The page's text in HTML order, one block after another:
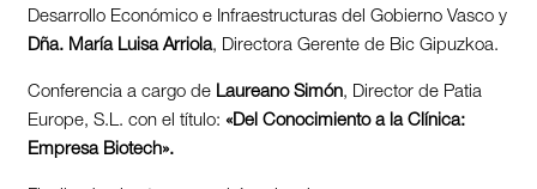
Desarrollo Económico e Infraestructuras del Gobierno Vasco y
Dña. María Luisa Arriola, Directora Gerente de Bic Gipuzkoa.
Conferencia a cargo de Laureano Simón, Director de Patia
Europe, S.L. con el título: «Del Conocimiento a la Clínica:
Empresa Biotech».